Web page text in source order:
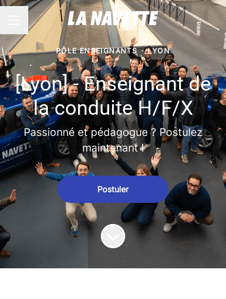
Menu carrière
PÔLE ENSEIGNANTS · LYON
[Lyon] - Enseignant de
la conduite H/F/X
Passionné et pédagogue ? Postulez
maintenant !
Postuler